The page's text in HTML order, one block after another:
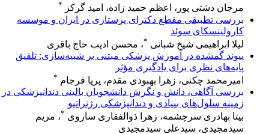
مرجان دشتی پور، اعظم حمید زاده، امید گرکز *
بررسی تطبیقی مقطع دکترای پرستاری در ایران و موسسه
کارولینسکای سوئد
لیلا ابراهیمی شیخ شبانی *، محسن ادیب حاج باقری
پیوند گمشده در آموزش پزشکی مبتنی بر شبیه‌سازی: تلفیق
پایه‌های نظری برای یادگیری مؤثر
امیرمحمد چکنی، زهرا بهبودی مقدم، پریا فرجام *
بررسی آگاهی، دانش و نگرش دانشجویان بالینی دندانپزشکی در
زمینه سلول‌های بنیادی و دندانپزشکی رژنراتیو
بیتا بهادری سرچشمه، زهرا ذوالفقاری ساروی *، مریم
سیدمجیدی، سیدعلی سیدمجیدی